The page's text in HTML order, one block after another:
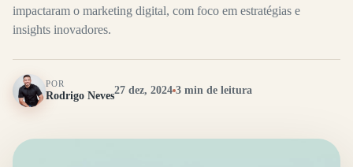
impactaram o marketing digital, com foco em estratégias e
insights inovadores.
POR
Rodrigo Neves27 dez, 2024 3 min de leitura